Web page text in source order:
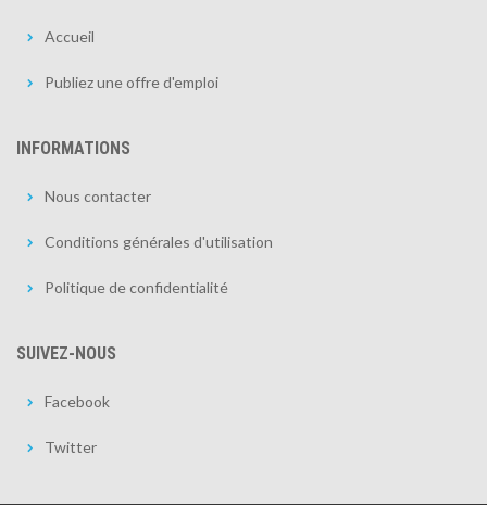
Accueil
Publiez une offre d'emploi
INFORMATIONS
Nous contacter
Conditions générales d'utilisation
Politique de confidentialité
SUIVEZ-NOUS
Facebook
Twitter